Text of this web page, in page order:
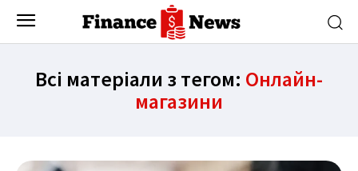
Всі матеріали з тегом: Онлайн-
магазини